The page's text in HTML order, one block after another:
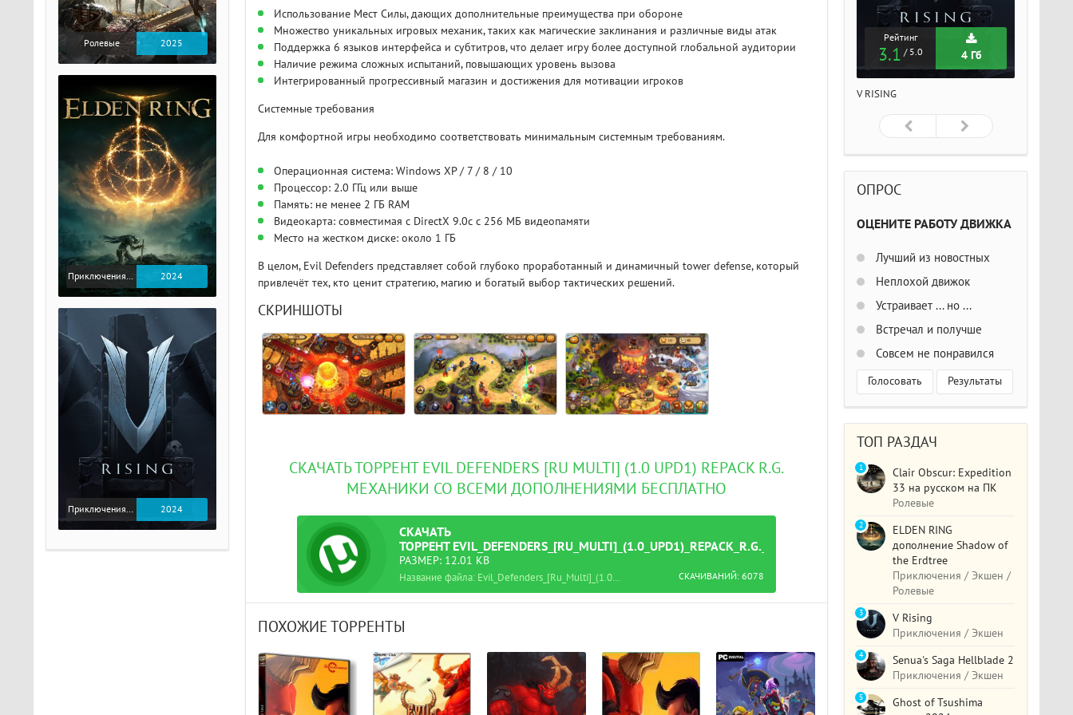
Использование Мест Силы, дающих дополнительные преимущества при обороне
Множество уникальных игровых механик, таких как магические заклинания и различные виды атак
Поддержка 6 языков интерфейса и субтитров, что делает игру более доступной глобальной аудитории
Наличие режима сложных испытаний, повышающих уровень вызова
Интегрированный прогрессивный магазин и достижения для мотивации игроков
Системные требования
Для комфортной игры необходимо соответствовать минимальным системным требованиям.
Операционная система: Windows XP / 7 / 8 / 10
Процессор: 2.0 ГГц или выше
Память: не менее 2 ГБ RAM
Видеокарта: совместимая с DirectX 9.0c с 256 МБ видеопамяти
Место на жестком диске: около 1 ГБ
В целом, Evil Defenders представляет собой глубоко проработанный и динамичный tower defense, который
привлечёт тех, кто ценит стратегию, магию и богатый выбор тактических решений.
СКРИНШОТЫ
СКАЧАТЬ ТОРРЕНТ EVIL DEFENDERS [RU MULTI] (1.0 UPD1) REPACK R.G.
МЕХАНИКИ СО ВСЕМИ ДОПОЛНЕНИЯМИ БЕСПЛАТНО
СКАЧАТЬ
ТОРРЕНТ EVIL_DEFENDERS_[RU_MULTI]_(1.0_UPD1)_REPACK_R.G._МЕХАНИКИ.TORRENT
РАЗМЕР: 12.01 KB
СКАЧИВАНИЙ: 6078
Название файла: Evil_Defenders_[Ru_Multi]_(1.0_upd1)_Repack_R.G._Механики.torrent
ПОХОЖИЕ ТОРРЕНТЫ
Ролевые 2025
Приключения / Экшен / Ролевые 2024
Приключения / Экшен 2024
Рейтинг
3.1/ 5.0 4 Гб
Рейтинг
3.1/ 5.0
Рейтинг
3.1 / 5.0 4 Гб
V RISING
ОПРОС
ОЦЕНИТЕ РАБОТУ ДВИЖКА
Лучший из новостных
Неплохой движок
Устраивает ... но ...
Встречал и получше
Совсем не понравился
Голосовать Результаты
ТОП РАЗДАЧ
Clair Obscur: Expedition
33 на русском на ПК
Ролевые
1
ELDEN RING
дополнение Shadow of
the Erdtree
Приключения / Экшен /
Ролевые
2
V Rising
Приключения / Экшен
3
Senua's Saga Hellblade 2
Приключения / Экшен
4
Ghost of Tsushima
5